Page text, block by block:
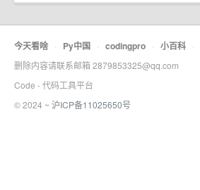
今天看啥 · Py中国 · codingpro · 小百科 ·
删除内容请联系邮箱 2879853325@qq.com
Code - 代码工具平台
© 2024 ~ 沪ICP备11025650号